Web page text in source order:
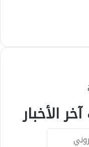
الأخبار